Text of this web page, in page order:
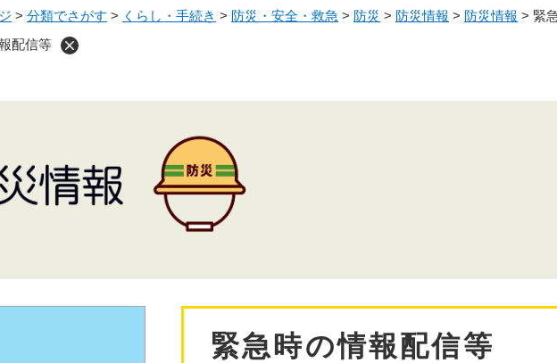
> 分類でさがす > くらし・手続き > 防災・安全・救急 > 防災 > 防災情報 > 防災情報 > 緊
配信等
緊急時の情報配信等